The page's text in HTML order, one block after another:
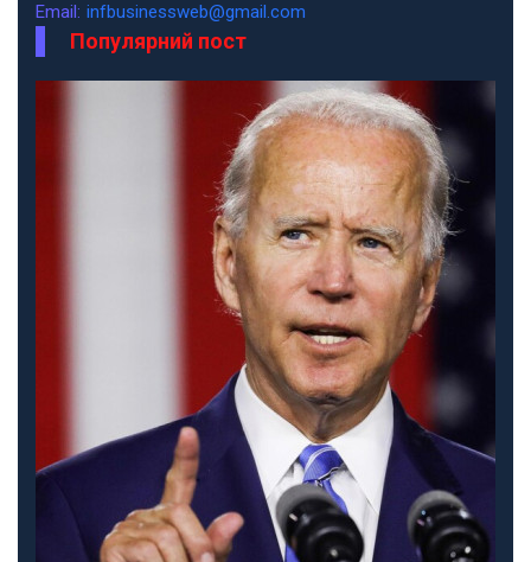
Email: infbusinessweb@gmail.com
Популярний пост